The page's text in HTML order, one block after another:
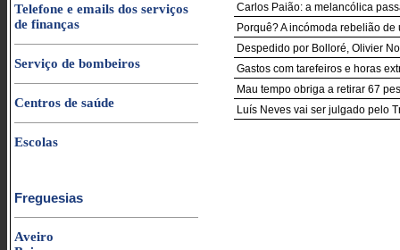
Telefone e emails dos serviços
de finanças
Serviço de bombeiros
Centros de saúde
Escolas
Freguesias
Aveiro
Carlos Paião: a melancólica
Porquê? A incómoda rebelião
Despedido por Bolloré, Olivier
Gastos com tarefeiros e horas
Mau tempo obriga a retirar 67
Luís Neves vai ser julgado pelo